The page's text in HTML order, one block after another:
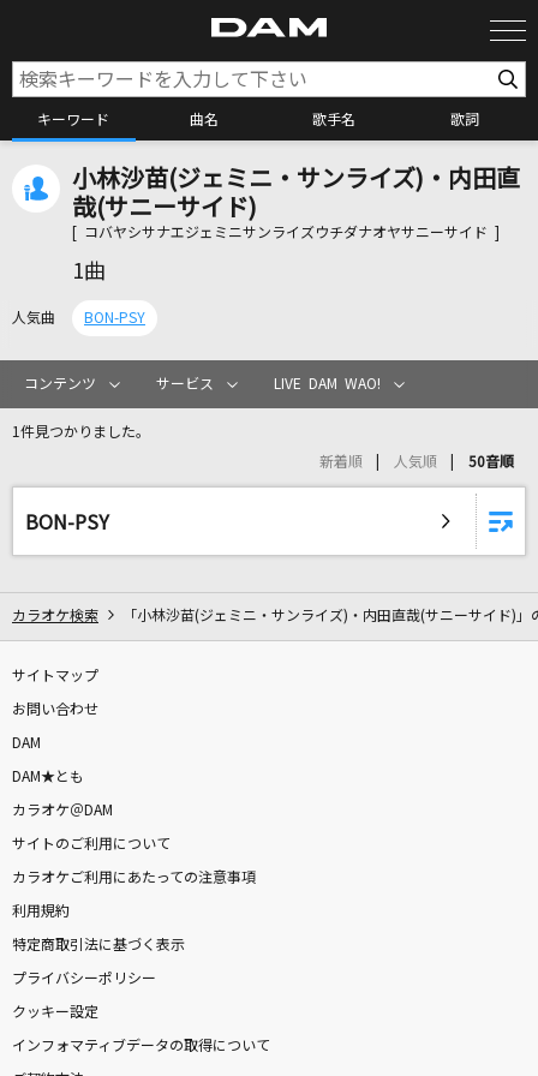
キーワード 曲名 歌手名 歌詞
カラオケ検索
リアルタイムで歌われている曲の一覧
[生音]やさしい気持ちで
Superfly
キミは都市伝説
BUDDiiS
1・2・3
After the Rain [そらる×まふまふ]
[生音]ずっと、ふたりで
小林沙苗(ジェミニ・サンライズ)・内田直
哉(サニーサイド)
[ コバヤシサナエジェミニサンライズウチダナオヤサニーサイド ]
1曲
人気曲 BON-PSY
コンテンツ サービス LIVE DAM WAO!
1件見つかりました。
新着順 人気順 50音順
BON-PSY
カラオケ検索 「小林沙苗(ジェミニ・サンライズ)・内田直哉(サニーサイド)」
サイトマップ
お問い合わせ
DAM
DAM★とも
カラオケ＠DAM
サイトのご利用について
カラオケご利用にあたっての注意事項
利用規約
特定商取引法に基づく表示
プライバシーポリシー
クッキー設定
インフォマティブデータの取得について